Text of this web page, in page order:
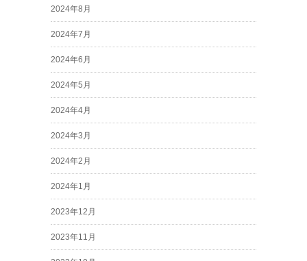
2024年8月
2024年7月
2024年6月
2024年5月
2024年4月
2024年3月
2024年2月
2024年1月
2023年12月
2023年11月